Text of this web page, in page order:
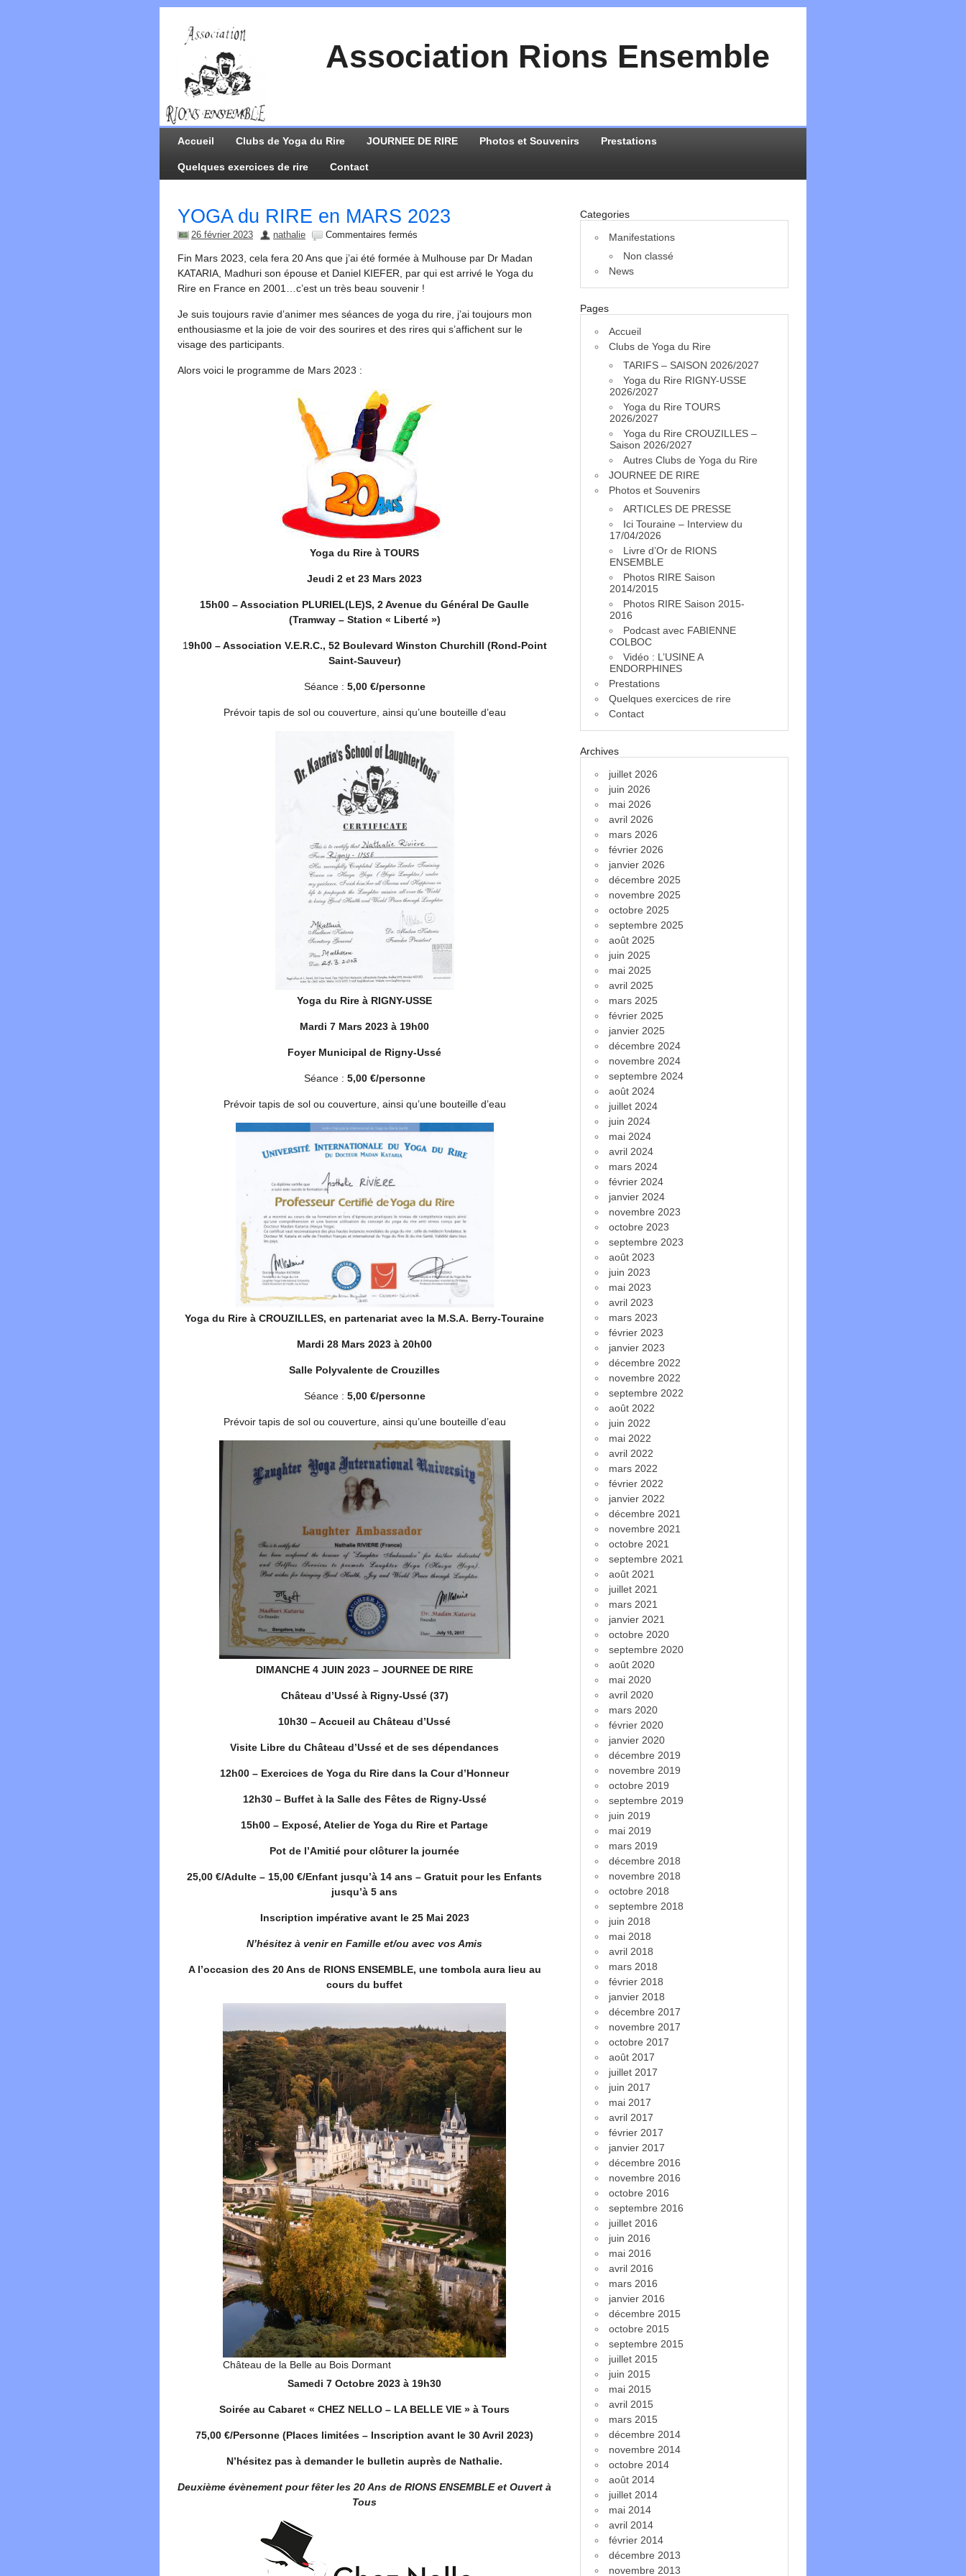
Association Rions Ensemble
Accueil Clubs de Yoga du Rire JOURNEE DE RIRE Photos et Souvenirs Prestations
Quelques exercices de rire Contact
YOGA du RIRE en MARS 2023
26 février 2023 nathalie Commentaires fermés
Fin Mars 2023, cela fera 20 Ans que j’ai été formée à Mulhouse par Dr Madan
KATARIA, Madhuri son épouse et Daniel KIEFER, par qui est arrivé le Yoga du
Rire en France en 2001…c’est un très beau souvenir !
Je suis toujours ravie d’animer mes séances de yoga du rire, j’ai toujours mon
enthousiasme et la joie de voir des sourires et des rires qui s’affichent sur le
visage des participants.
Alors voici le programme de Mars 2023 :
Yoga du Rire à TOURS
Jeudi 2 et 23 Mars 2023
15h00 – Association PLURIEL(LE)S, 2 Avenue du Général De Gaulle
(Tramway – Station « Liberté »)
19h00 – Association V.E.R.C., 52 Boulevard Winston Churchill (Rond-Point
Saint-Sauveur)
Séance : 5,00 €/personne
Prévoir tapis de sol ou couverture, ainsi qu’une bouteille d’eau
Yoga du Rire à RIGNY-USSE
Mardi 7 Mars 2023 à 19h00
Foyer Municipal de Rigny-Ussé
Séance : 5,00 €/personne
Prévoir tapis de sol ou couverture, ainsi qu’une bouteille d’eau
Yoga du Rire à CROUZILLES, en partenariat avec la M.S.A. Berry-Touraine
Mardi 28 Mars 2023 à 20h00
Salle Polyvalente de Crouzilles
Séance : 5,00 €/personne
Prévoir tapis de sol ou couverture, ainsi qu’une bouteille d’eau
DIMANCHE 4 JUIN 2023 – JOURNEE DE RIRE
Château d’Ussé à Rigny-Ussé (37)
10h30 – Accueil au Château d’Ussé
Visite Libre du Château d’Ussé et de ses dépendances
12h00 – Exercices de Yoga du Rire dans la Cour d’Honneur
12h30 – Buffet à la Salle des Fêtes de Rigny-Ussé
15h00 – Exposé, Atelier de Yoga du Rire et Partage
Pot de l’Amitié pour clôturer la journée
25,00 €/Adulte – 15,00 €/Enfant jusqu’à 14 ans – Gratuit pour les Enfants
jusqu’à 5 ans
Inscription impérative avant le 25 Mai 2023
N’hésitez à venir en Famille et/ou avec vos Amis
A l’occasion des 20 Ans de RIONS ENSEMBLE, une tombola aura lieu au
cours du buffet
Château de la Belle au Bois Dormant
Samedi 7 Octobre 2023 à 19h30
Soirée au Cabaret « CHEZ NELLO – LA BELLE VIE » à Tours
75,00 €/Personne (Places limitées – Inscription avant le 30 Avril 2023)
N’hésitez pas à demander le bulletin auprès de Nathalie.
Deuxième évènement pour fêter les 20 Ans de RIONS ENSEMBLE et Ouvert à
Tous
Categories
Manifestations
Non classé
News
Pages
Accueil
Clubs de Yoga du Rire
TARIFS – SAISON 2026/2027
Yoga du Rire RIGNY-USSE
2026/2027
Yoga du Rire TOURS
2026/2027
Yoga du Rire CROUZILLES –
Saison 2026/2027
Autres Clubs de Yoga du Rire
JOURNEE DE RIRE
Photos et Souvenirs
ARTICLES DE PRESSE
Ici Touraine – Interview du
17/04/2026
Livre d’Or de RIONS
ENSEMBLE
Photos RIRE Saison
2014/2015
Photos RIRE Saison 2015-
2016
Podcast avec FABIENNE
COLBOC
Vidéo : L’USINE A
ENDORPHINES
Prestations
Quelques exercices de rire
Contact
Archives
juillet 2026
juin 2026
mai 2026
avril 2026
mars 2026
février 2026
janvier 2026
décembre 2025
novembre 2025
octobre 2025
septembre 2025
août 2025
juin 2025
mai 2025
avril 2025
mars 2025
février 2025
janvier 2025
décembre 2024
novembre 2024
septembre 2024
août 2024
juillet 2024
juin 2024
mai 2024
avril 2024
mars 2024
février 2024
janvier 2024
novembre 2023
octobre 2023
septembre 2023
août 2023
juin 2023
mai 2023
avril 2023
mars 2023
février 2023
janvier 2023
décembre 2022
novembre 2022
septembre 2022
août 2022
juin 2022
mai 2022
avril 2022
mars 2022
février 2022
janvier 2022
décembre 2021
novembre 2021
octobre 2021
septembre 2021
août 2021
juillet 2021
mars 2021
janvier 2021
octobre 2020
septembre 2020
août 2020
mai 2020
avril 2020
mars 2020
février 2020
janvier 2020
décembre 2019
novembre 2019
octobre 2019
septembre 2019
juin 2019
mai 2019
mars 2019
décembre 2018
novembre 2018
octobre 2018
septembre 2018
juin 2018
mai 2018
avril 2018
mars 2018
février 2018
janvier 2018
décembre 2017
novembre 2017
octobre 2017
août 2017
juillet 2017
juin 2017
mai 2017
avril 2017
février 2017
janvier 2017
décembre 2016
novembre 2016
octobre 2016
septembre 2016
juillet 2016
juin 2016
mai 2016
avril 2016
mars 2016
janvier 2016
décembre 2015
octobre 2015
septembre 2015
juillet 2015
juin 2015
mai 2015
avril 2015
mars 2015
décembre 2014
novembre 2014
octobre 2014
août 2014
juillet 2014
mai 2014
avril 2014
février 2014
décembre 2013
novembre 2013